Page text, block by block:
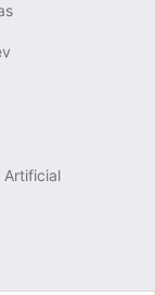
Artificial